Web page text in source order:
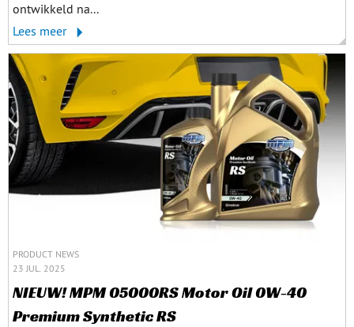
ontwikkeld na...
Lees meer
PRODUCT NEWS
23 JUL. 2025
NIEUW! MPM 05000RS Motor Oil 0W-40
Premium Synthetic RS